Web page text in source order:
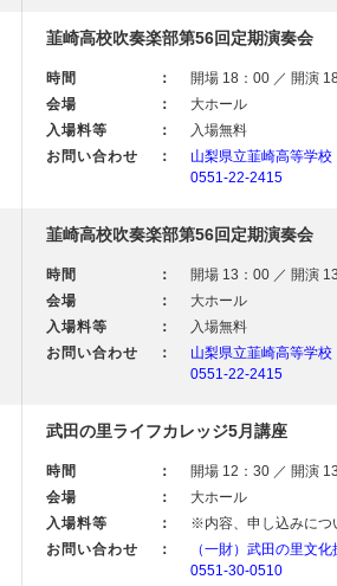
韮崎高校吹奏楽部第56回定期演奏会
時間 ：
開場 18：00 ／ 開演
会場
：
大ホール
入場料等
：
入場無料
お問い合わせ
：
山梨県立韮崎高等学校
0551-22-2415
韮崎高校吹奏楽部第56回定期演奏会
時間 ：
開場 13：00 ／ 開演
会場
：
大ホール
入場料等
：
入場無料
お問い合わせ
：
山梨県立韮崎高等学校
0551-22-2415
武田の里ライフカレッジ5月講座
時間 ：
開場 12：30 ／ 開演
会場
：
大ホール
入場料等
：
※内容、申し込みにつ
お問い合わせ
：
（一財）武田の里文
0551-30-0510